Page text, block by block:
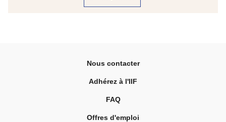
Nous contacter
Adhérez à l'IIF
FAQ
Offres d'emploi